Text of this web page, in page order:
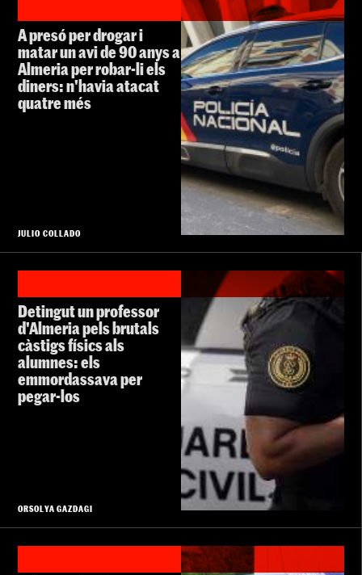
A presó per drogar i
matar un avi de 90 anys a
Almeria per robar-li els
diners: n'havia atacat
quatre més
JULIO COLLADO
Detingut un professor
d'Almeria pels brutals
càstigs físics als
alumnes: els
emmordassava per
pegar-los
ORSOLYA GAZDAGI